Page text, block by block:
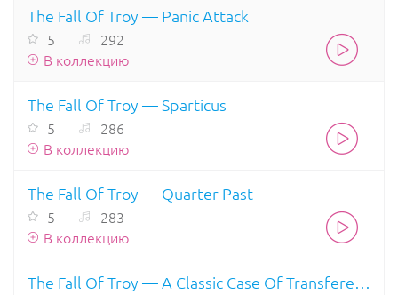
The Fall Of Troy — A Classic Case Of Transference
The Fall Of Troy — Panic Attack
5
292
В коллекцию
The Fall Of Troy — Quarter Past
5
283
В коллекцию
The Fall Of Troy — Sparticus
5
286
В коллекцию